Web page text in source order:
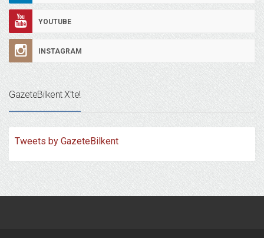
YOUTUBE
INSTAGRAM
GazeteBilkent X’te!
Tweets by GazeteBilkent